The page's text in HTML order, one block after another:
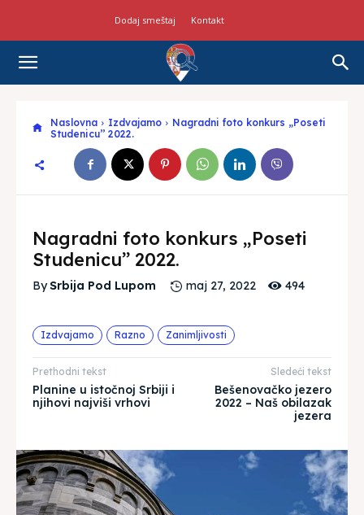
Dodaj smeštaj Kontakt
Naslovna Izdvajamo
Nagradni foto konkurs „Poseti
Studenicu’’ 2022.
Nagradni foto konkurs „Poseti
Studenicu’’ 2022.
BySrbija Pod Lupom maj 27, 2022 494
Izdvajamo Razno Zanimljivosti
Prethodni tekst
Planine u istočnoj Srbiji i
njihovi najviši vrhovi
Sledeći tekst
Bešenovačko jezero
2022 – Naš obilazak
jezera